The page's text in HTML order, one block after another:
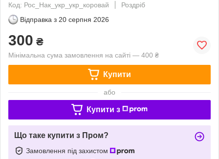
Код: Рос_Нак_укр_укр_коровай
Роздріб
Відправка з 20 серпня 2026
300 ₴
Мінімальна сума замовлення на сайті — 400 ₴
Купити
або
Купити з
Що таке купити з Пром?
Замовлення під захистом